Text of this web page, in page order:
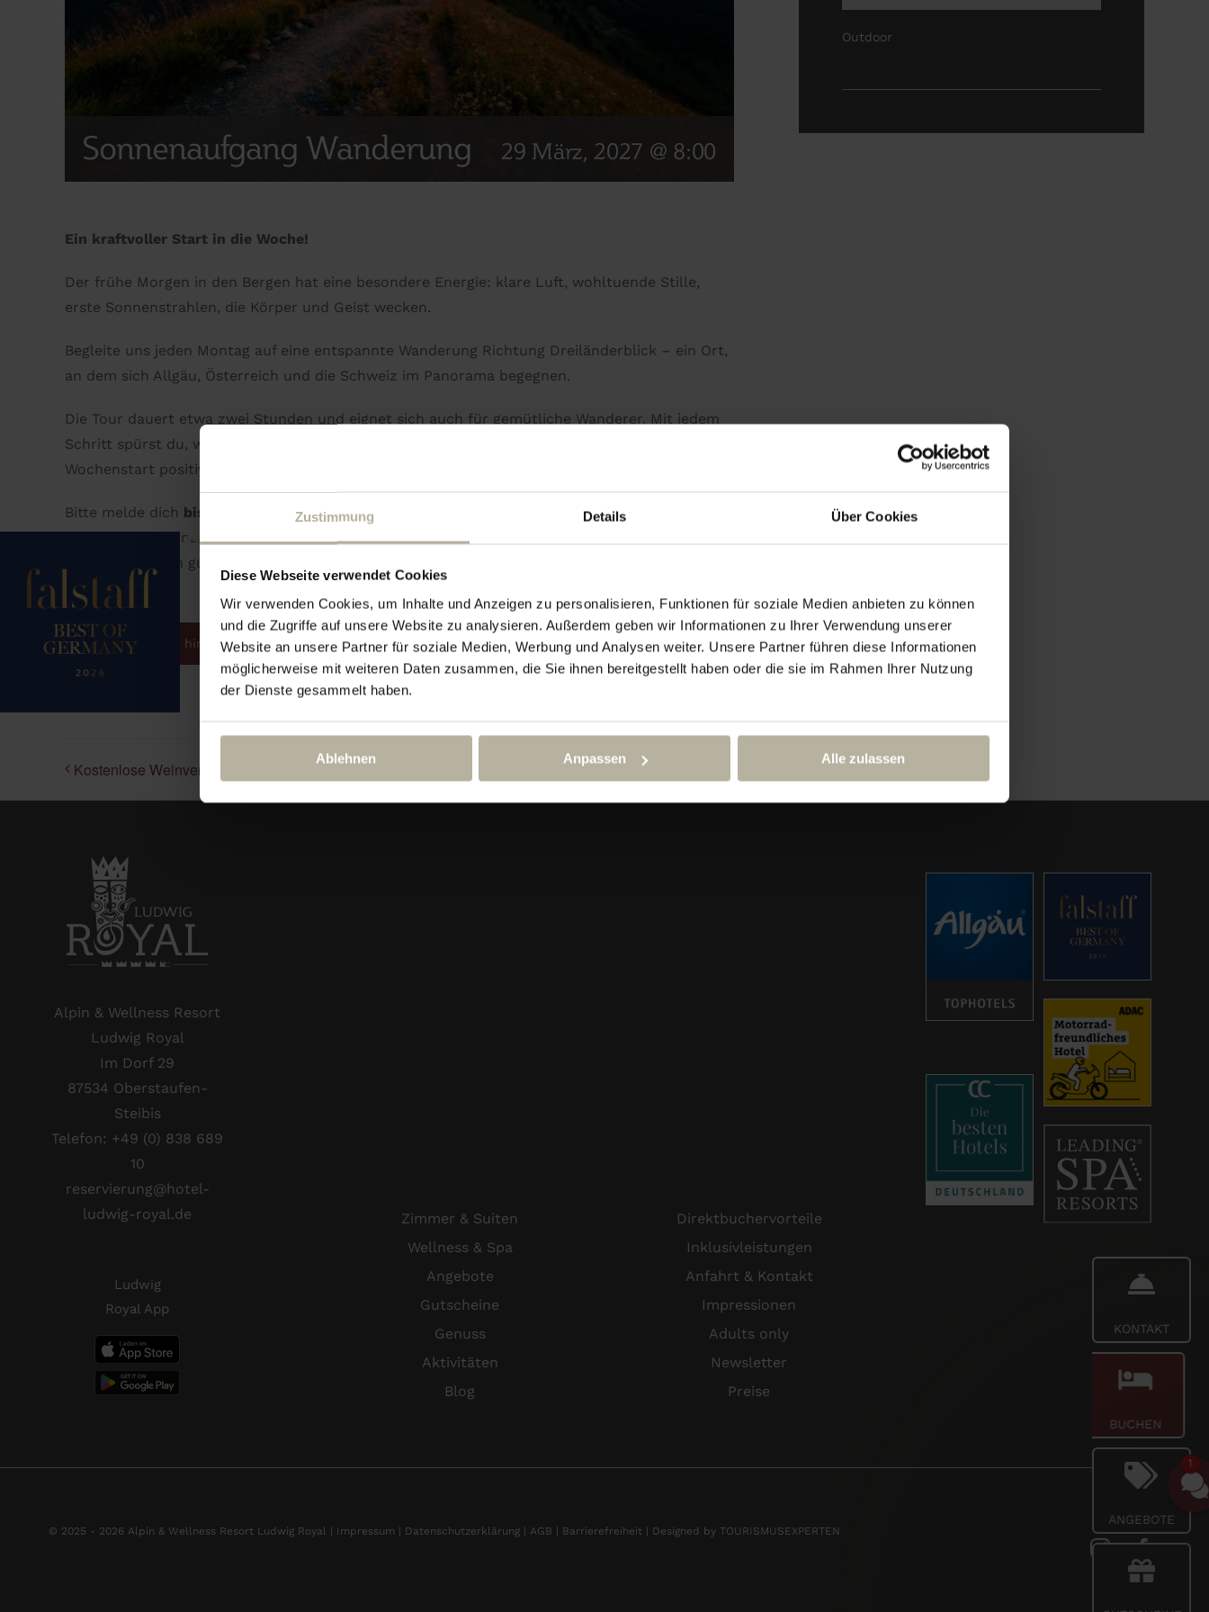
Zustimmung Details Über Cookies
Diese Webseite verwendet Cookies
Wir verwenden Cookies, um Inhalte und Anzeigen zu personalisieren, Funktionen für soziale Medien anbieten zu können
und die Zugriffe auf unsere Website zu analysieren. Außerdem geben wir Informationen zu Ihrer Verwendung unserer
Website an unsere Partner für soziale Medien, Werbung und Analysen weiter. Unsere Partner führen diese Informationen
möglicherweise mit weiteren Daten zusammen, die Sie ihnen bereitgestellt haben oder die sie im Rahmen Ihrer Nutzung
der Dienste gesammelt haben.
Ablehnen Anpassen Alle zulassen
Sonnenaufgang Wanderung 29 März, 2027 @ 8:00
Ein kraftvoller Start in die Woche!
Der frühe Morgen in den Bergen hat eine besondere Energie: klare Luft, wohltuende Stille,
erste Sonnenstrahlen, die Körper und Geist wecken.
Begleite uns jeden Montag auf eine entspannte Wanderung Richtung Dreiländerblick – ein Ort,
an dem sich Allgäu, Österreich und die Schweiz im Panorama begegnen.
Die Tour dauert etwa zwei Stunden und eignet sich auch für gemütliche Wanderer. Mit jedem
Schritt spürst du, wie die Kraft der Natur und die Wärme der aufgehenden Sonne deinen
Wochenstart positiv aufladen.
Bitte melde dich bis Sonntag, 16:00 Uhran. Festes Schuhwerk und wettergerechte Kleidung
empfohlen. Und nach der Rückkehr? Wartet bereits unser Frühstück – genussvoll, stärkend,
perfekt für einen guten Wochenbeginn.
Zum Kalender hinzufügen
Kostenlose Weinverköstigung Königlicher Spieleabend
Outdoor
Alpin & Wellness Resort
Ludwig Royal
Im Dorf 29
87534 Oberstaufen-
Steibis
Telefon: +49 (0) 838 689
10
reservierung@hotel-
ludwig-royal.de
Ludwig
Royal App
Zimmer & Suiten
Wellness & Spa
Angebote
Gutscheine
Genuss
Aktivitäten
Blog
Direktbuchervorteile
Inklusivleistungen
Anfahrt & Kontakt
Impressionen
Adults only
Newsletter
Preise
© 2025 - 2026 Alpin & Wellness Resort Ludwig Royal | Impressum | Datenschutzerklärung | AGB | Barrierefreiheit | Designed by TOURISMUSEXPERTEN
KONTAKT
BUCHEN
ANGEBOTE
1